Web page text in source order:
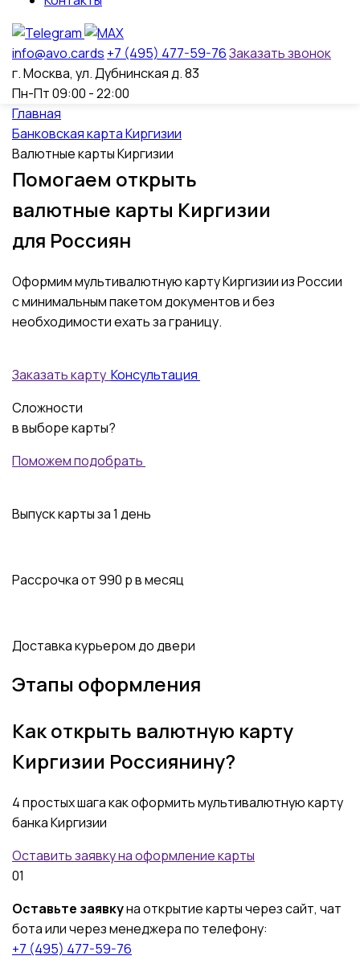
info@avo.cards +7 (495) 477-59-76Заказать звонок
г. Москва, ул. Дубнинская д. 83
Пн-Пт 09:00 - 22:00
Главная
Банковская карта Киргизии
Валютные карты Киргизии
Помогаем открыть
валютные карты Киргизии
для Россиян
Оформим мультивалютную карту Киргизии из России
с минимальным пакетом документов и без
необходимости ехать за границу.
Заказать карту Консультация
Сложности
в выборе карты?
Поможем подобрать
Выпуск картыза 1 день
Рассрочка от990 рв месяц
Доставкакурьеромдо двери
Этапы оформления
Как открыть валютную карту
Киргизии Россиянину?
4 простых шага как оформить мультивалютную карту
банка Киргизии
Оставить заявку на оформление карты
01
Оставьте заявкуна открытие карты через сайт, чат
бота или через менеджера по телефону:
+7 (495) 477-59-76